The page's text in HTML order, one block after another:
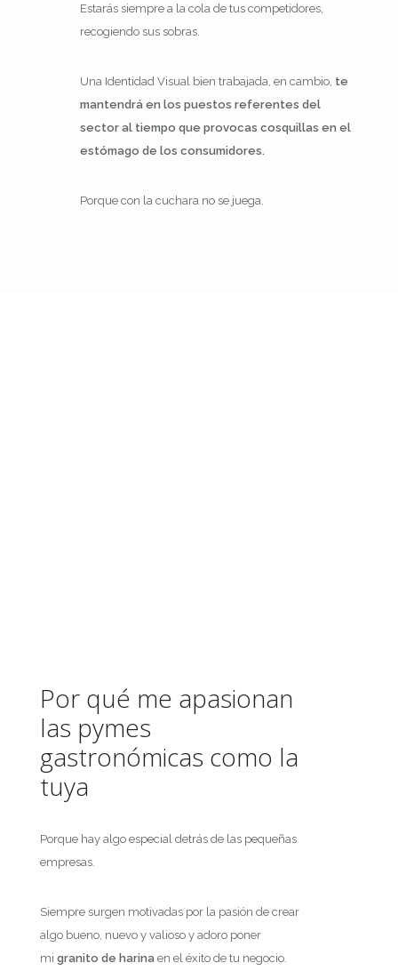
Estarás siempre a la cola de tus competidores,
recogiendo sus sobras.
Una Identidad Visual bien trabajada, en cambio, te
mantendrá en los puestos referentes del
sector al tiempo que provocas cosquillas en el
estómago de los consumidores.
Porque con la cuchara no se juega.
Por qué me apasionan
las pymes
gastronómicas como la
tuya
Porque hay algo especial detrás de las pequeñas
empresas.
Siempre surgen motivadas por la pasión de crear
algo bueno, nuevo y valioso y adoro poner
mi granito de harinaen el éxito de tu negocio.